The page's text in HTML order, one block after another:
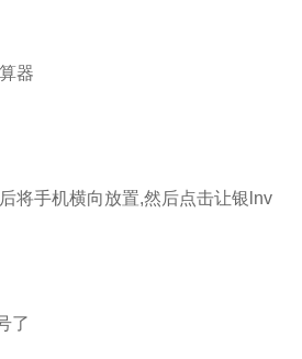
器
将手机横向放置,然后点击让银lnv
了